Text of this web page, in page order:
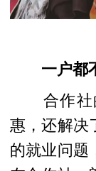
一户都
合作社的
惠，还解决
的就业问题